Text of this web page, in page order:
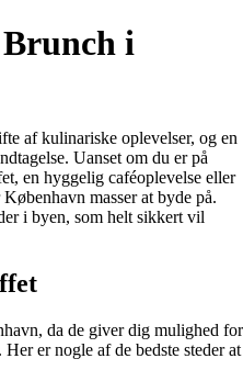
i
af kulinariske oplevelser, og en
Uanset om du er på
en hyggelig caféoplevelse eller
masser at byde på.
i byen, som helt sikkert vil
da de giver dig mulighed for
er nogle af de bedste steder at